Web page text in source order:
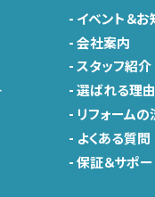
- イベント＆お
-会社案内
-スタッフ紹介
-選ばれる理
- リフォーム
- よくある質問
-保証＆サポ